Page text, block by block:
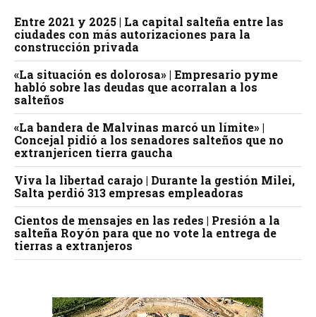
Entre 2021 y 2025 | La capital salteña entre las
ciudades con más autorizaciones para la
construcción privada
«La situación es dolorosa» | Empresario pyme
habló sobre las deudas que acorralan a los
salteños
«La bandera de Malvinas marcó un límite» |
Concejal pidió a los senadores salteños que no
extranjericen tierra gaucha
Viva la libertad carajo | Durante la gestión Milei,
Salta perdió 313 empresas empleadoras
Cientos de mensajes en las redes | Presión a la
salteña Royón para que no vote la entrega de
tierras a extranjeros